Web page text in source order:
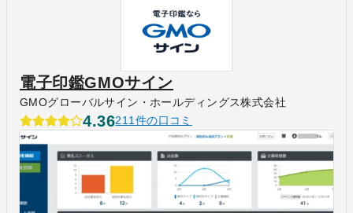
電子印鑑GMOサイン
GMOグローバルサイン・ホールディングス株式会社
4.36211件の口コミ